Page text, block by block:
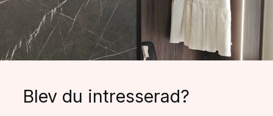
Blev du intresserad?